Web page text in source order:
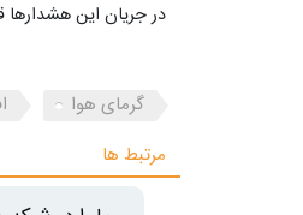
در جریان این هشدارها
گرمای هوا
مرتبط ها